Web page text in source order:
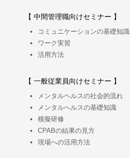
【 中間管理職向けセミナー 】
コミュニケーションの基礎知識
ワーク実習
活用方法
【 一般従業員向けセミナー 】
メンタルヘルスの社会的流れ
メンタルへルスの基礎知識
模擬研修
CPABの結果の見方
現場への活用方法